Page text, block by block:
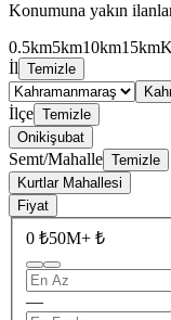
Konumuna yakın
0.5km5km10km15km
İl Temizle
İlçe Temizle
Onikişubat
Semt/Mahalle Temizle
Kurtlar Mahallesi
Fiyat
0 ₺50M+ ₺
—